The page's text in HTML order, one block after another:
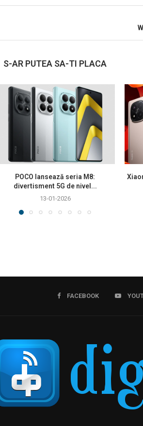
S-AR PUTEA SA-TI PLACA
POCO lansează seria M8:
divertisment 5G de nivel...
13-01-2026
FACEBOOK